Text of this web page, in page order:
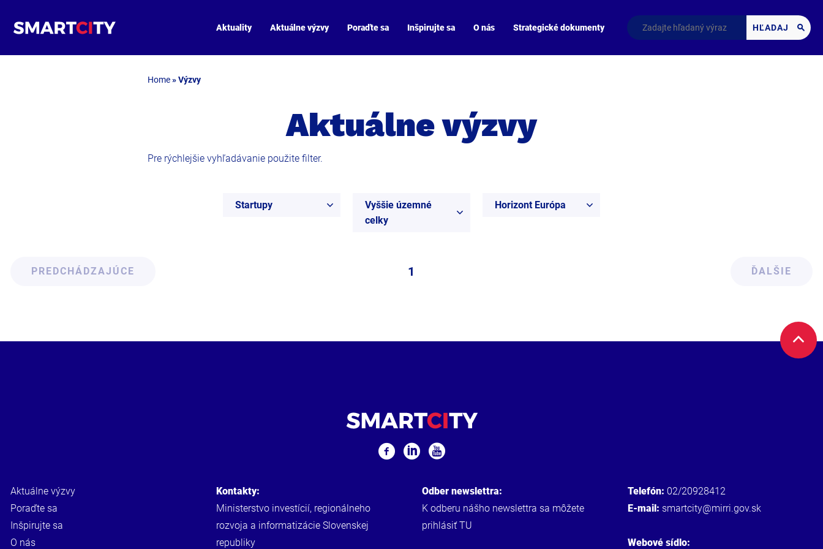
Aktuality Aktuálne výzvy Poraďte sa Inšpirujte sa O nás Strategické dokumenty HĽADAJ
Home»Výzvy
Aktuálne výzvy
Pre rýchlejšie vyhľadávanie použite filter.
Startupy
Vyššie územné
celky
Horizont Európa
PREDCHÁDZAJÚCE 1 ĎALŠIE
Aktuálne výzvy
Poraďte sa
Inšpirujte sa
O nás
Kontakty:
Ministerstvo investícií, regionálneho
rozvoja a informatizácie Slovenskej
republiky
Odber newslettra:
K odberu nášho newslettra sa môžete
prihlásiťTU
Telefón: 02/20928412
E-mail: smartcity@mirri.gov.sk
Webové sídlo: